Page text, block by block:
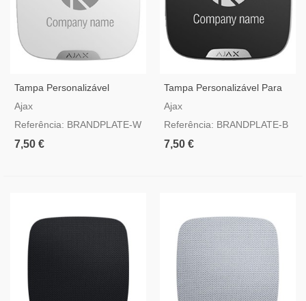
Tampa Personalizável
Branca Para Sirene Ajax
Ajax
Referência: BRANDPLATE-W
7,50 €
Tampa Personalizável Para
Sirene Ajax StreetSiren
Ajax
Referência: BRANDPLATE-B
7,50 €